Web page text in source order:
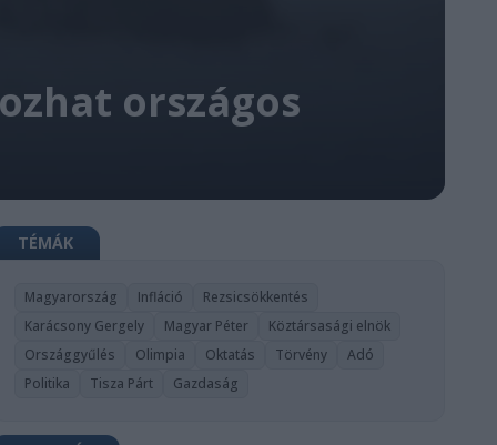
országos
TÉMÁK
Magyarország Infláció
Rezsicsökkentés
Karácsony Gergely
Magyar Péter
Köztársasági elnök
Országgyűlés
Olimpia Oktatás Törvény
Adó
Politika
Tisza Párt Gazdaság